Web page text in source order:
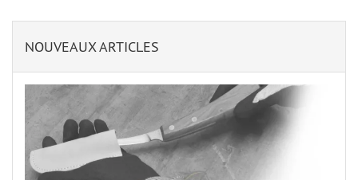
NOUVEAUX ARTICLES